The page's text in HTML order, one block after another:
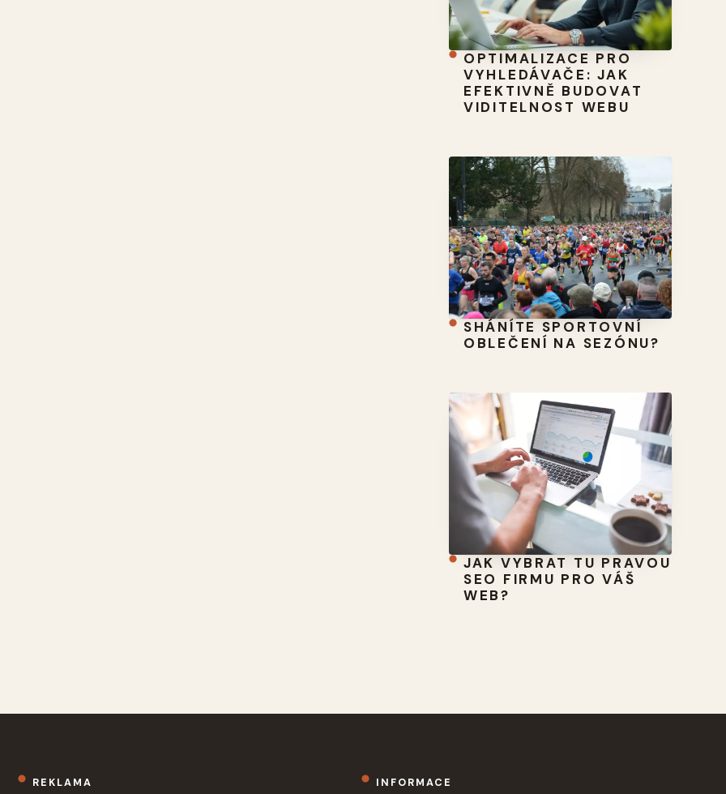
OPTIMALIZACE PRO
VYHLEDÁVAČE: JAK
EFEKTIVNĚ BUDOVAT
VIDITELNOST WEBU
SHÁNÍTE SPORTOVNÍ
OBLEČENÍ NA SEZÓNU?
JAK VYBRAT TU PRAVOU
SEO FIRMU PRO VÁŠ
WEB?
REKLAMA INFORMACE